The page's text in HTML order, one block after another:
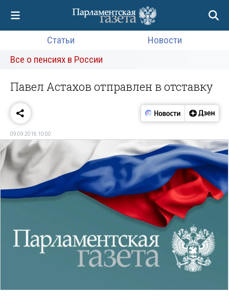
Статьи
Новости
Все о пенсиях в России
Павел Астахов отправлен в отставку
09.09.2016 10:00